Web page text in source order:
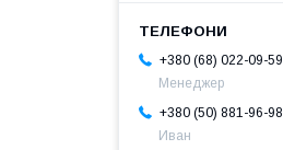
+380 (68) 022-09-59
Менеджер
+380 (50) 881-96-98
Иван